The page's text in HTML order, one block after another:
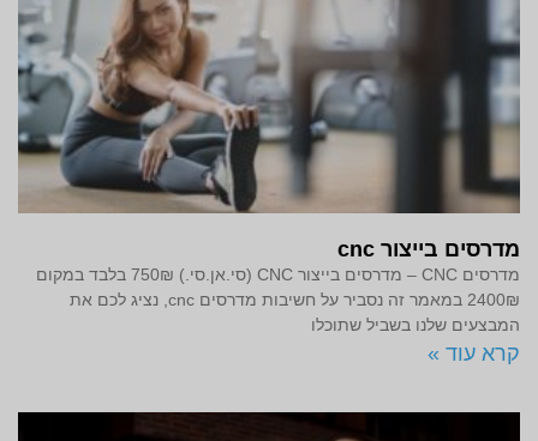
מדרסים בייצור cnc
מדרסים CNC – מדרסים בייצור CNC (סי.אן.סי.) 750₪ בלבד במקום
2400₪ במאמר זה נסביר על חשיבות מדרסים cnc, נציג לכם את
המבצעים שלנו בשביל שתוכלו
קרא עוד »